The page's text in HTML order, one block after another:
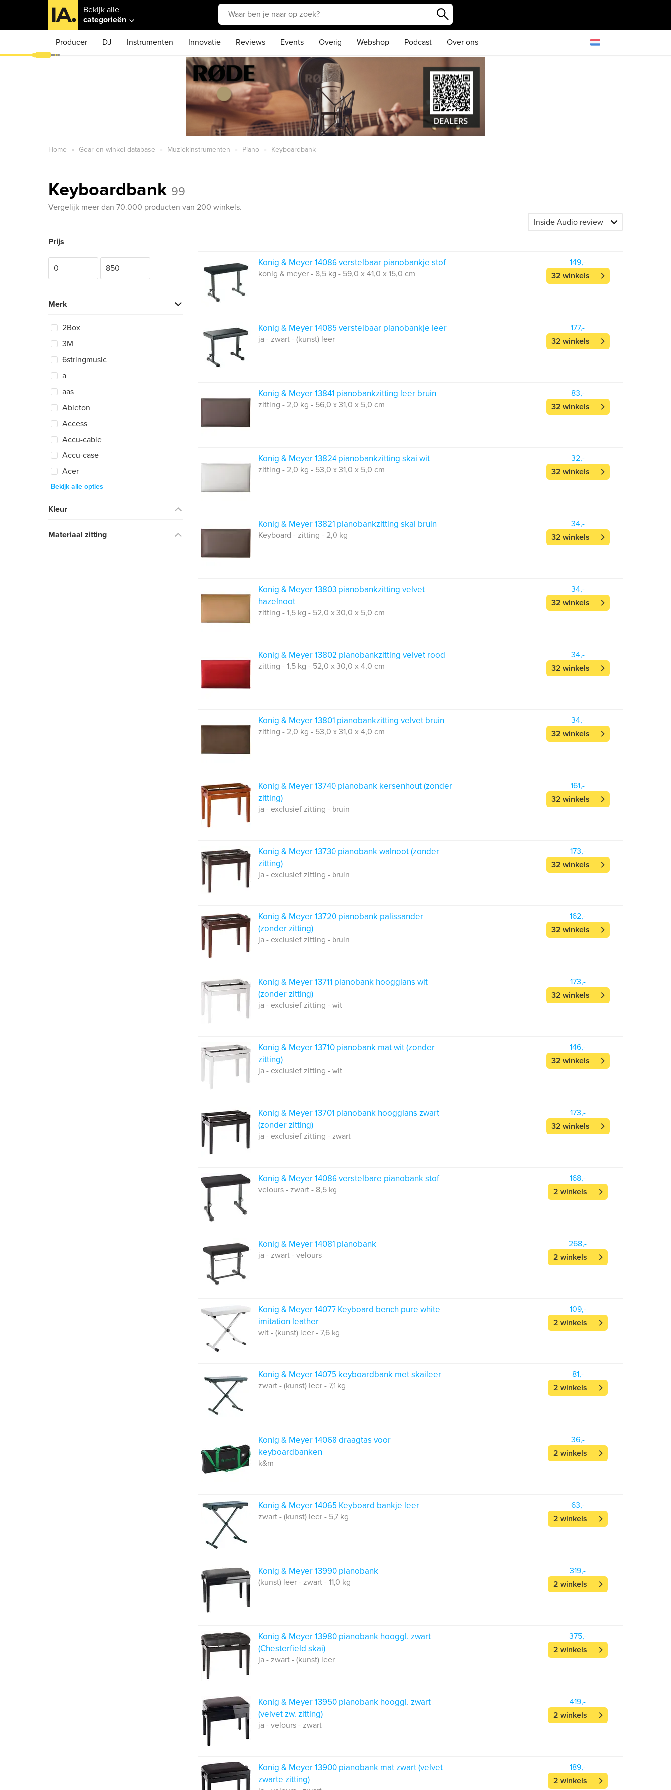
Bekijk alle
categorieën
Producer DJ Instrumenten Innovatie Reviews Events Overig Webshop Podcast Over ons
Home Gear en winkel database Muziekinstrumenten Piano Keyboardbank
Keyboardbank 99
Vergelijk meer dan 70.000 producten van 200 winkels.
Prijs
Merk
2Box
3M
6stringmusic
a
aas
Ableton
Access
Accu-cable
Accu-case
Acer
Bekijk alle opties
Kleur
Materiaal zitting
Konig & Meyer 14086 verstelbaar pianobankje stof
konig & meyer - 8,5 kg - 59,0 x 41,0 x 15,0 cm
149,-
32 winkels
Konig & Meyer 14085 verstelbaar pianobankje leer
ja - zwart - (kunst) leer
177,-
32 winkels
Konig & Meyer 13841 pianobankzitting leer bruin
zitting - 2,0 kg - 56,0 x 31,0 x 5,0 cm
83,-
32 winkels
Konig & Meyer 13824 pianobankzitting skai wit
zitting - 2,0 kg - 53,0 x 31,0 x 5,0 cm
32,-
32 winkels
Konig & Meyer 13821 pianobankzitting skai bruin
Keyboard - zitting - 2,0 kg
34,-
32 winkels
Konig & Meyer 13803 pianobankzitting velvet
hazelnoot
zitting - 1,5 kg - 52,0 x 30,0 x 5,0 cm
34,-
32 winkels
Konig & Meyer 13802 pianobankzitting velvet rood
zitting - 1,5 kg - 52,0 x 30,0 x 4,0 cm
34,-
32 winkels
Konig & Meyer 13801 pianobankzitting velvet bruin
zitting - 2,0 kg - 53,0 x 31,0 x 4,0 cm
34,-
32 winkels
Konig & Meyer 13740 pianobank kersenhout (zonder
zitting)
ja - exclusief zitting - bruin
161,-
32 winkels
Konig & Meyer 13730 pianobank walnoot (zonder
zitting)
ja - exclusief zitting - bruin
173,-
32 winkels
Konig & Meyer 13720 pianobank palissander
(zonder zitting)
ja - exclusief zitting - bruin
162,-
32 winkels
Konig & Meyer 13711 pianobank hoogglans wit
(zonder zitting)
ja - exclusief zitting - wit
173,-
32 winkels
Konig & Meyer 13710 pianobank mat wit (zonder
zitting)
ja - exclusief zitting - wit
146,-
32 winkels
Konig & Meyer 13701 pianobank hoogglans zwart
(zonder zitting)
ja - exclusief zitting - zwart
173,-
32 winkels
Konig & Meyer 14086 verstelbare pianobank stof
velours - zwart - 8,5 kg
168,-
2 winkels
Konig & Meyer 14081 pianobank
ja - zwart - velours
268,-
2 winkels
Konig & Meyer 14077 Keyboard bench pure white
imitation leather
wit - (kunst) leer - 7,6 kg
109,-
2 winkels
Konig & Meyer 14075 keyboardbank met skaileer
zwart - (kunst) leer - 7,1 kg
81,-
2 winkels
Konig & Meyer 14068 draagtas voor
keyboardbanken
k&m
36,-
2 winkels
Konig & Meyer 14065 Keyboard bankje leer
zwart - (kunst) leer - 5,7 kg
63,-
2 winkels
Konig & Meyer 13990 pianobank
(kunst) leer - zwart - 11,0 kg
319,-
2 winkels
Konig & Meyer 13980 pianobank hooggl. zwart
(Chesterfield skai)
ja - zwart - (kunst) leer
375,-
2 winkels
Konig & Meyer 13950 pianobank hooggl. zwart
(velvet zw. zitting)
ja - velours - zwart
419,-
2 winkels
Konig & Meyer 13900 pianobank mat zwart (velvet
zwarte zitting)
189,-
2 winkels